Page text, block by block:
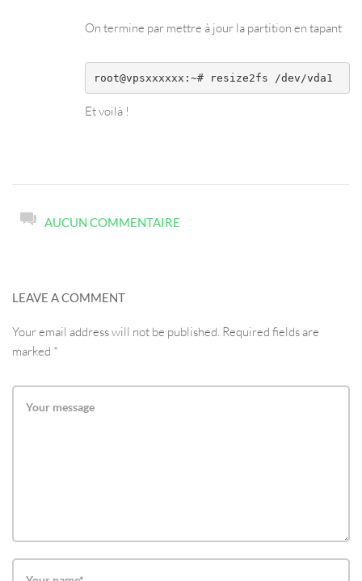
On termine par mettre à jour la partition en tapant
Et voilà !
AUCUN COMMENTAIRE
LEAVE A COMMENT
Your email address will not be published. Required fields are
marked *